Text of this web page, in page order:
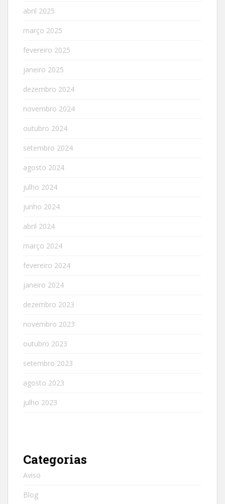
abril 2025
março 2025
fevereiro 2025
janeiro 2025
dezembro 2024
novembro 2024
outubro 2024
setembro 2024
agosto 2024
julho 2024
junho 2024
abril 2024
março 2024
fevereiro 2024
janeiro 2024
dezembro 2023
novembro 2023
outubro 2023
setembro 2023
agosto 2023
julho 2023
Categorias
Aviso
Blog